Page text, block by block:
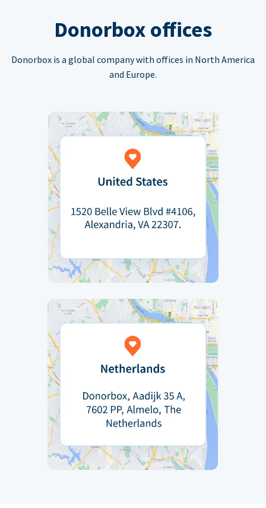
Donorbox offices
Donorbox is a global company with offices in North America
and Europe.